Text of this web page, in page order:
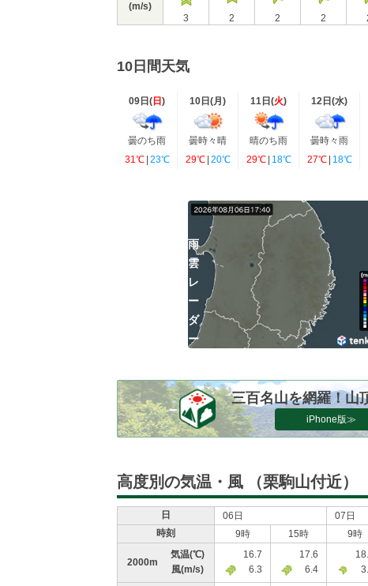
(m/s)
3 2 2 2
10日間天気
09日( 日 )
曇のち雨
31℃ 23℃
10日(月 )
曇時々晴
29℃ 20℃
11日(火)
晴のち雨
29℃
18℃
12日(水)
曇時々雨
27℃
18℃
雨
雲
レ
ー
ダ
ー
三百名山を網羅！山
iPhone版≫
高度別の気温・風 （栗駒山付近）
日 06日 07日
時刻
9時 15時 9時
2000m
気温(℃)
風(m/s)
16.7
6.3
17.6
6.4